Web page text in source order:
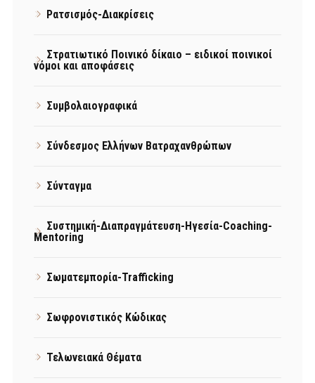
Ρατσισμός-Διακρίσεις
Στρατιωτικό Ποινικό δίκαιο – ειδικοί ποινικοί
νόμοι και αποφάσεις
Συμβολαιογραφικά
Σύνδεσμος Ελλήνων Βατραχανθρώπων
Σύνταγμα
Συστημική-Διαπραγμάτευση-Ηγεσία-Coaching-
Mentoring
Σωματεμπορία-Trafficking
Σωφρονιστικός Κώδικας
Τελωνειακά Θέματα